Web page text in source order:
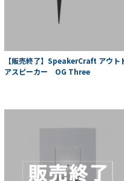
【販売終了】SpeakerCraft アウト
アスピーカー OG Three